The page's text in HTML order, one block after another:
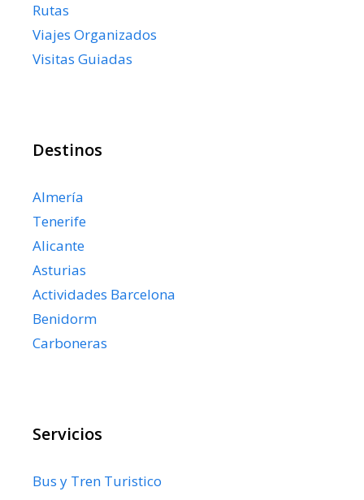
Rutas
Viajes Organizados
Visitas Guiadas
Destinos
Almería
Tenerife
Alicante
Asturias
Actividades Barcelona
Benidorm
Carboneras
Servicios
Bus y Tren Turistico